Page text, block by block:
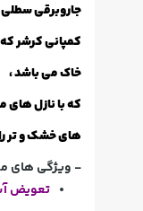
خاک می باشد ،
که با نازل های
های خشک و تر
- ویژگی های
تعویض